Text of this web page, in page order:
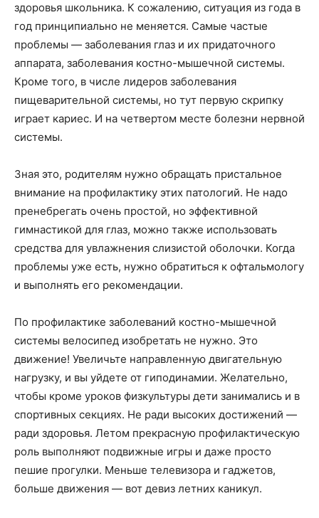
здоровья школьника. К сожалению, ситуация из года в
год принципиально не меняется. Самые частые
проблемы — заболевания глаз и их придаточного
аппарата, заболевания костно-мышечной системы.
Кроме того, в числе лидеров заболевания
пищеварительной системы, но тут первую скрипку
играет кариес. И на четвертом месте болезни нервной
системы.
Зная это, родителям нужно обращать пристальное
внимание на профилактику этих патологий. Не надо
пренебрегать очень простой, но эффективной
гимнастикой для глаз, можно также использовать
средства для увлажнения слизистой оболочки. Когда
проблемы уже есть, нужно обратиться к офтальмологу
и выполнять его рекомендации.
По профилактике заболеваний костно-мышечной
системы велосипед изобретать не нужно. Это
движение! Увеличьте направленную двигательную
нагрузку, и вы уйдете от гиподинамии. Желательно,
чтобы кроме уроков физкультуры дети занимались и в
спортивных секциях. Не ради высоких достижений —
ради здоровья. Летом прекрасную профилактическую
роль выполняют подвижные игры и даже просто
пешие прогулки. Меньше телевизора и гаджетов,
больше движения — вот девиз летних каникул.